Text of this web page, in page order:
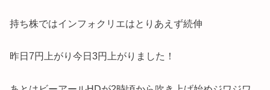
持ち株ではインフォクリエはとりあえず続伸
昨日7円上がり今日3円上がりました！